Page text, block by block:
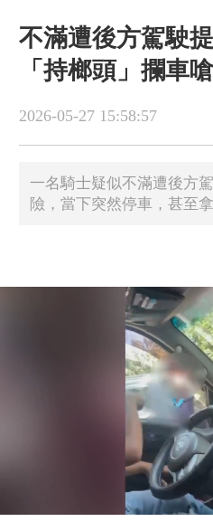
不滿遭後方駕駛
「持榔頭」攔車
2026-05-27 15:58:57
一名騎士疑似不滿遭後方
險，當下突然停車，甚至